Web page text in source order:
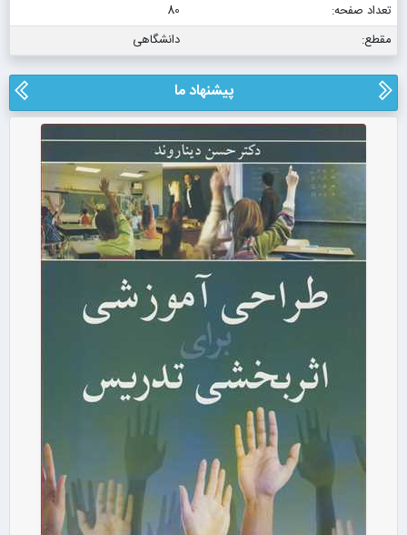
تعداد صفحه:
80
مقطع:
دانشگاهی
پیشنهاد ما